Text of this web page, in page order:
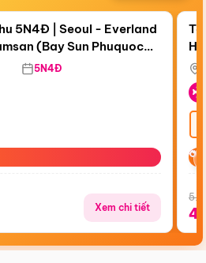
5N4Đ | Seoul - Everland
(Bay Sun Phuquoc
5N4Đ
Xem chi tiết